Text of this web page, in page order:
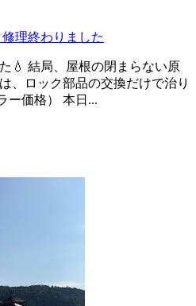
理終わりました
💧 結局、屋根の閉まらない原
、ロック部品の交換だけで治り
ー価格） 本日...